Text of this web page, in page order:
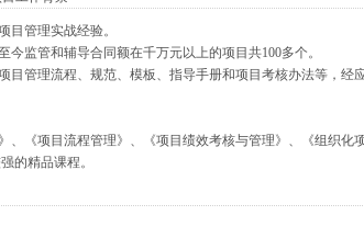
目管理实战经验。
监管和辅导合同额在千万元以上的项目共100多个。
目管理流程、规范、模板、指导手册和项目考核办法等，经
、《项目流程管理》、《项目绩效考核与管理》、《组织化
的精品课程。